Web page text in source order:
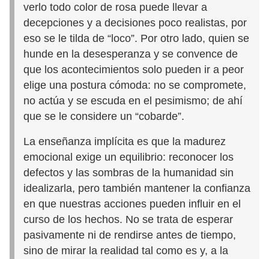
verlo todo color de rosa puede llevar a
decepciones y a decisiones poco realistas, por
eso se le tilda de “loco”. Por otro lado, quien se
hunde en la desesperanza y se convence de
que los acontecimientos solo pueden ir a peor
elige una postura cómoda: no se compromete,
no actúa y se escuda en el pesimismo; de ahí
que se le considere un “cobarde”.
La enseñanza implícita es que la madurez
emocional exige un equilibrio: reconocer los
defectos y las sombras de la humanidad sin
idealizarla, pero también mantener la confianza
en que nuestras acciones pueden influir en el
curso de los hechos. No se trata de esperar
pasivamente ni de rendirse antes de tiempo,
sino de mirar la realidad tal como es y, a la